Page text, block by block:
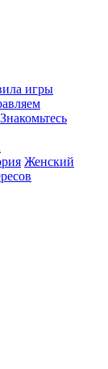
игры
Знакомьтесь
Женский